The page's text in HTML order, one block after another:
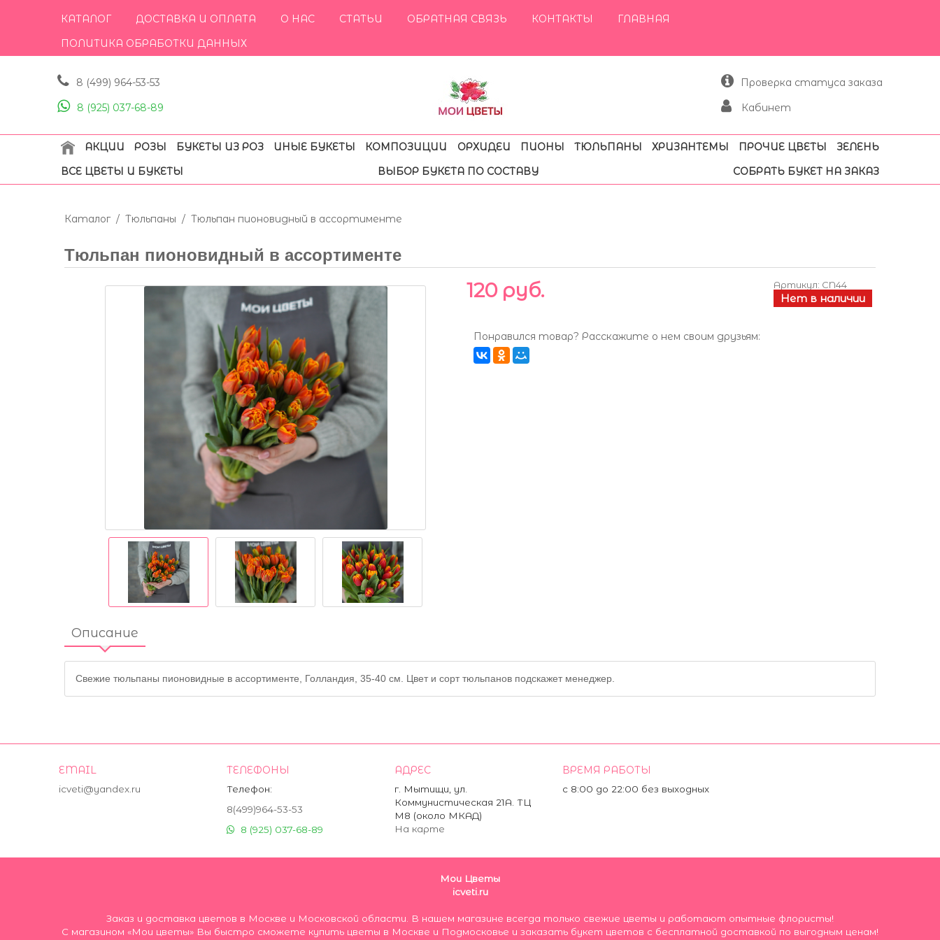
КАТАЛОГ ДОСТАВКА И ОПЛАТА О НАС СТАТЬИ ОБРАТНАЯ СВЯЗЬ КОНТАКТЫ
ГЛАВНАЯ
ПОЛИТИКА ОБРАБОТКИ ДАННЫХ
8 (499) 964-53-53
8 (925) 037-68-89
Проверка статуса заказа
Кабинет
АКЦИИ РОЗЫ БУКЕТЫ ИЗ РОЗ ИНЫЕ БУКЕТЫ КОМПОЗИЦИИ ОРХИДЕИ ПИОНЫ ТЮЛЬПАНЫ ХРИЗАНТЕМЫ ПРОЧИЕ ЦВЕТЫ
ЗЕЛЕНЬ
ВСЕ ЦВЕТЫ И БУКЕТЫ
ВЫБОР БУКЕТА ПО СОСТАВУ СОБРАТЬ БУКЕТ НА ЗАКАЗ
Каталог / Тюльпаны / Тюльпан пионовидный в ассортименте
Тюльпан пионовидный в ассортименте
120 руб. Артикул: CN44
Нет в наличии
Понравился товар? Расскажите о нем своим друзьям:
Описание
Свежие тюльпаны пионовидные в ассортименте, Голландия, 35-40 см. Цвет и сорт тюльпанов подскажет менеджер.
EMAIL
icveti@yandex.ru
ТЕЛЕФОНЫ
Телефон:
8(499)964-53-53
8 (925) 037-68-89
АДРЕС
г. Мытищи, ул.
Коммунистическая 21А. ТЦ
М8 (около МКАД)
На карте
ВРЕМЯ РАБОТЫ
с 8:00 до 22:00 без выходных
Мои Цветы
icveti.ru
Заказ и доставка цветов в Москве и Московской области. В нашем магазине всегда только свежие цветы и работают опытные флористы!
С магазином «Мои цветы» Вы быстро сможете купить цветы в Москве и Подмосковье и заказать букет цветов с бесплатной доставкой по выгодным ценам!